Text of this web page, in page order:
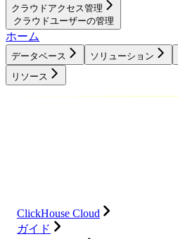
クラウドアクセス管理
クラウドユーザーの管理
ホーム
データベース ソリューション
リソース
ClickHouse Cloud
ガイド